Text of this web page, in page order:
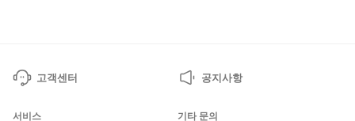
고객센터 공지사항
서비스 기타 문의